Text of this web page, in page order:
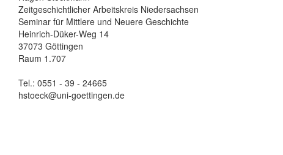
Zeitgeschichtlicher Arbeitskreis Niedersachsen
Seminar für Mittlere und Neuere Geschichte
Heinrich-Düker-Weg 14
37073 Göttingen
Raum 1.707
Tel.: 0551 - 39 - 24665
hstoeck@uni-goettingen.de